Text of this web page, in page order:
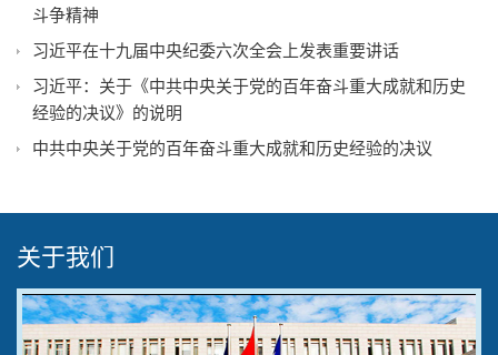
斗争精神
习近平在十九届中央纪委六次全会上发表重要讲话
习近平：关于《中共中央关于党的百年奋斗重大成就和历史
经验的决议》的说明
中共中央关于党的百年奋斗重大成就和历史经验的决议
关于我们